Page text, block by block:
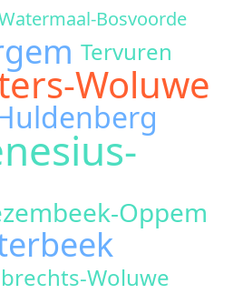
Bosvoorde
Tervuren
Woluwe
Oppem
Woluwe